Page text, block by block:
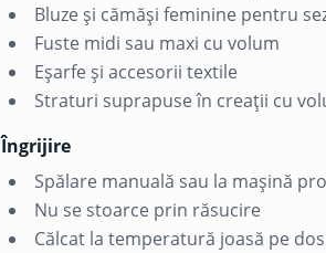
Bluze și cămăși feminine pentru
Fuste midi sau maxi cu volum
Eșarfe și accesorii textile
Straturi suprapuse în creații cu
Îngrijire
Spălare manuală sau la mașină
Nu se stoarce prin răsucire
Călcat la temperatură joasă pe